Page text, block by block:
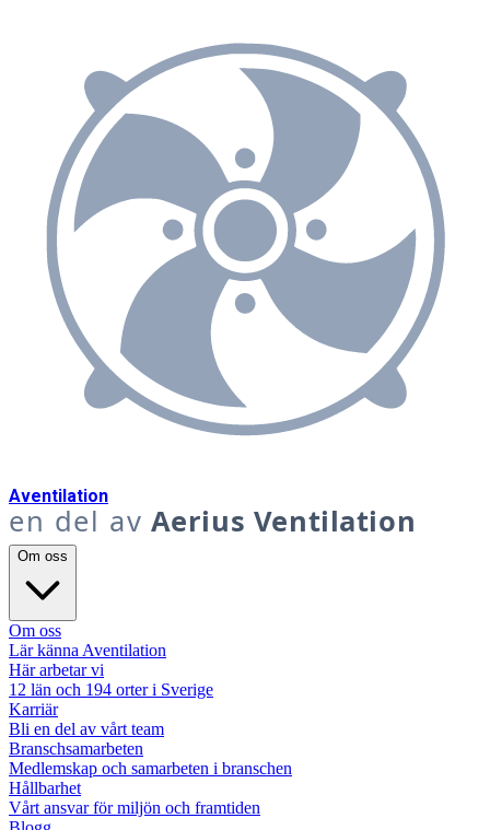
Aventilation
en del av Aerius Ventilation
Om oss
Om oss
Lär känna Aventilation
Här arbetar vi
12 län och 194 orter i Sverige
Karriär
Bli en del av vårt team
Branschsamarbeten
Medlemskap och samarbeten i branschen
Hållbarhet
Vårt ansvar för miljön och framtiden